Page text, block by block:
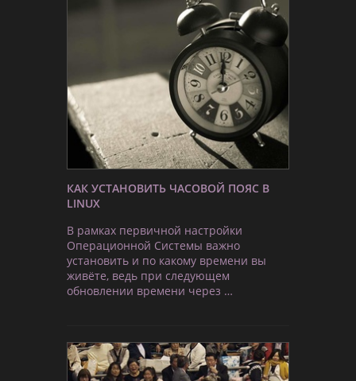
КАК УСТАНОВИТЬ ЧАСОВОЙ ПОЯС В
LINUX
В рамках первичной настройки
Операционной Системы важно
установить и по какому времени вы
живёте, ведь при следующем
обновлении времени через …